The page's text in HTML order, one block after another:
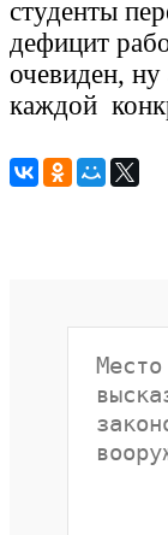
студенты
дефицит
очевиден, ну
каждой